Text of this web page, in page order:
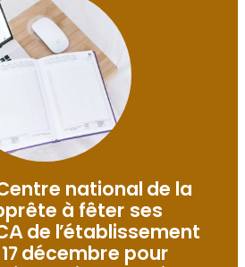
national de la
à fêter ses
de l’établissement
décembre pour